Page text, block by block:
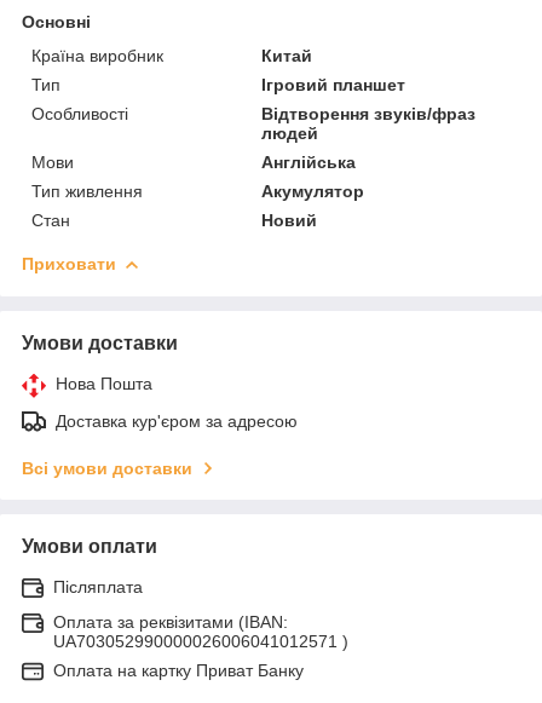
Основні
Країна виробник
Китай
Тип
Ігровий планшет
Особливості
Відтворення звуків/фраз
людей
Мови
Англійська
Тип живлення
Акумулятор
Стан
Новий
Приховати
Умови доставки
Нова Пошта
Доставка кур'єром за адресою
Всі умови доставки
Умови оплати
Післяплата
Оплата за реквізитами (IBAN:
UA703052990000026006041012571 )
Оплата на картку Приват Банку